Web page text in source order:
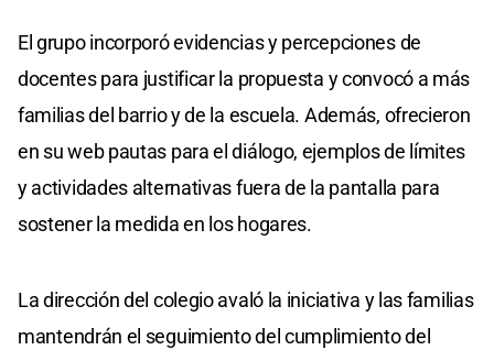
El grupo incorporó evidencias y percepciones de
docentes para justificar la propuesta y convocó a más
familias del barrio y de la escuela. Además, ofrecieron
en su web pautas para el diálogo, ejemplos de límites
y actividades alternativas fuera de la pantalla para
sostener la medida en los hogares.
La dirección del colegio avaló la iniciativa y las familias
mantendrán el seguimiento del cumplimiento del